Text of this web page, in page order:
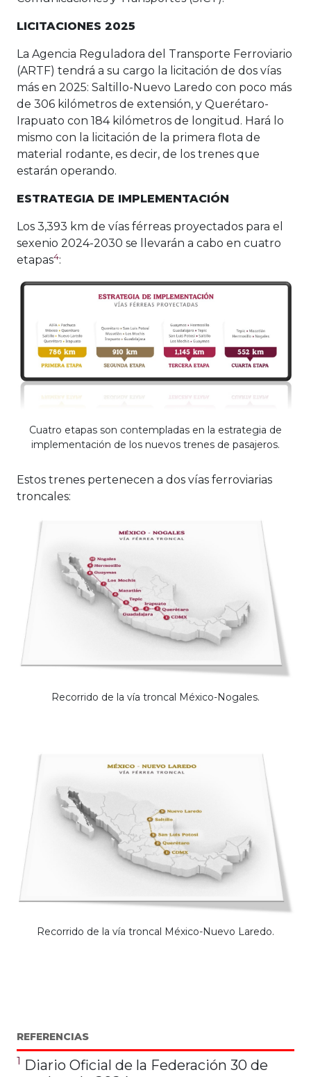
LICITACIONES 2025
La Agencia Reguladora del Transporte Ferroviario
(ARTF) tendrá a su cargo la licitación de dos vías
más en 2025: Saltillo-Nuevo Laredo con poco más
de 306 kilómetros de extensión, y Querétaro-
Irapuato con 184 kilómetros de longitud. Hará lo
mismo con la licitación de la primera flota de
material rodante, es decir, de los trenes que
estarán operando.
ESTRATEGIA DE IMPLEMENTACIÓN
Los 3,393 km de vías férreas proyectados para el
sexenio 2024-2030 se llevarán a cabo en cuatro
etapas4:
Cuatro etapas son contempladas en la estrategia de
implementación de los nuevos trenes de pasajeros.
Estos trenes pertenecen a dos vías ferroviarias
troncales:
Recorrido de la vía troncal México-Nogales.
Recorrido de la vía troncal México-Nuevo Laredo.
REFERENCIAS
1 Diario Oficial de la Federación 30 de